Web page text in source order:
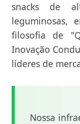
snacks de
leguminosas,
filosofia de
Inovação
líderes de
Nossa